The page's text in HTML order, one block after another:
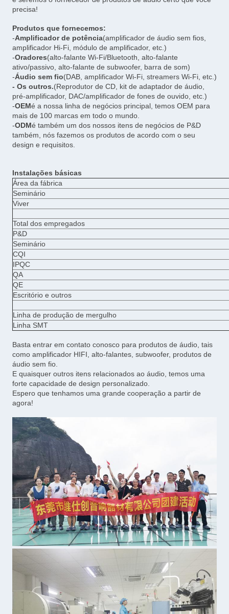
precisa!
Produtos que fornecemos:
-Amplificador de potência(amplificador de áudio sem fios,
amplificador Hi-Fi, módulo de amplificador, etc.)
-Oradores(alto-falante Wi-Fi/Bluetooth, alto-falante
ativo/passivo, alto-falante de subwoofer, barra de som)
-Áudio sem fio(DAB, amplificador Wi-Fi, streamers Wi-Fi, etc.)
- Os outros.(Reprodutor de CD, kit de adaptador de áudio,
pré-amplificador, DAC/amplificador de fones de ouvido, etc.)
-OEMé a nossa linha de negócios principal, temos OEM para
mais de 100 marcas em todo o mundo.
-ODMé também um dos nossos itens de negócios de P&D
também, nós fazemos os produtos de acordo com o seu
design e requisitos.
Instalações básicas
Área da fábrica
Seminário
Viver
Total dos empregados
P&D
Seminário
CQI
IPQC
QA
QE
Escritório e outros
Linha de produção de mergulho
Linha SMT
Basta entrar em contato conosco para produtos de áudio, tais
como amplificador HIFI, alto-falantes, subwoofer, produtos de
áudio sem fio.
E quaisquer outros itens relacionados ao áudio, temos uma
forte capacidade de design personalizado.
Espero que tenhamos uma grande cooperação a partir de
agora!